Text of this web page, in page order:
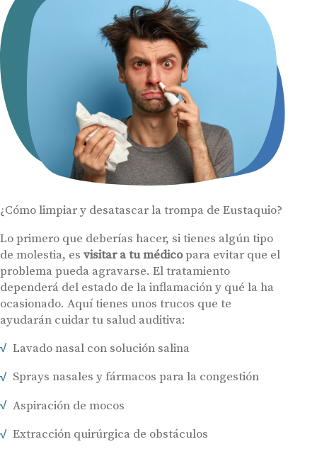
¿Cómo limpiar y desatascar la trompa de Eustaquio?
Lo primero que deberías hacer, si tienes algún tipo
de molestia, es visitar a tu médicopara evitar que el
problema pueda agravarse. El tratamiento
dependerá del estado de la inflamación y qué la ha
ocasionado. Aquí tienes unos trucos que te
ayudarán cuidar tu salud auditiva:
Lavado nasal con solución salina
Sprays nasales y fármacos para la congestión
Aspiración de mocos
Extracción quirúrgica de obstáculos
Gafas auditivas